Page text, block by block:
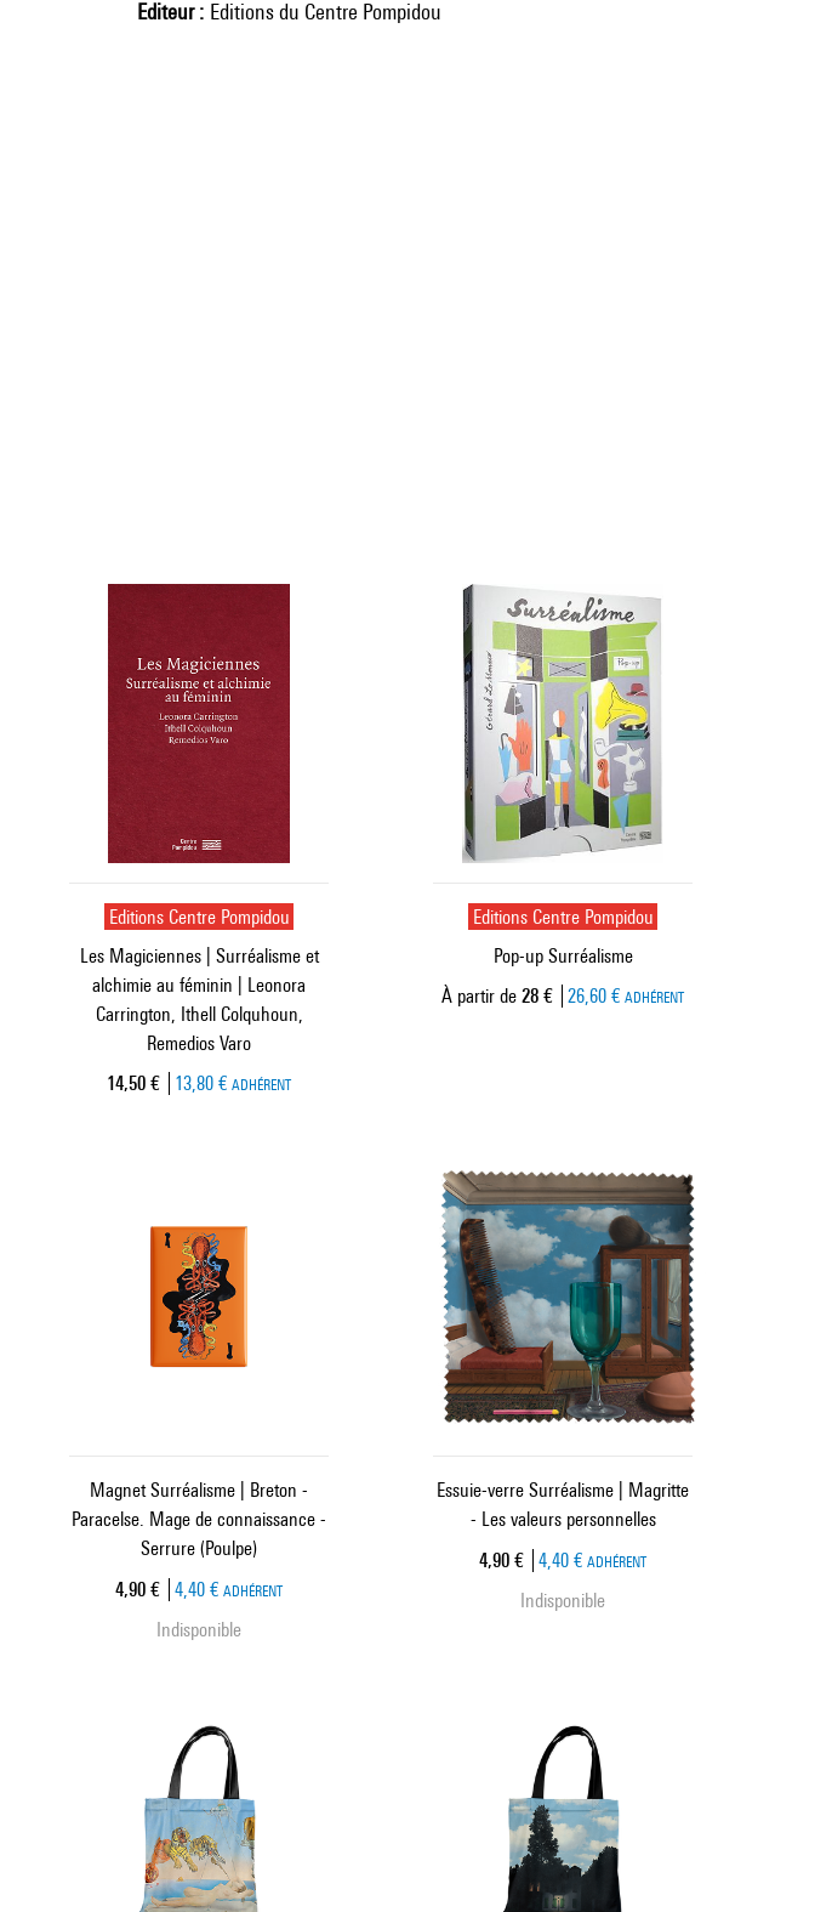
Editeur Editions du Centre Pompidou
Editions Centre Pompidou
Les Magiciennes | Surréalisme et
alchimie au féminin | Leonora
Carrington, Ithell Colquhoun,
Remedios Varo
Prix ​​actuel
14,50 € 13,80 € ADHÉRENT
Editions Centre Pompidou
Pop-up Surréalisme
À partir de Prix ​​actuel
28 € 26,60 € ADHÉRENT
Magnet Surréalisme | Breton -
Paracelse. Mage de connaissance -
Serrure (Poulpe)
Prix ​​actuel
4,90 € 4,40 € ADHÉRENT
Indisponible
Essuie-verre Surréalisme | Magritte
- Les valeurs personnelles
Prix ​​actuel
4,90 € 4,40 € ADHÉRENT
Indisponible